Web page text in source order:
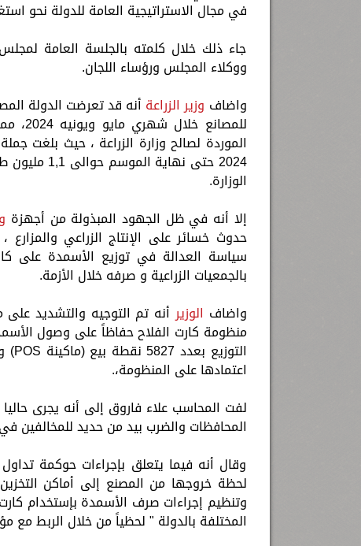
في مجال الاستراتيجية العامة للدولة نحو
جاء ذلك خلال كلمته بالجلسة العامة
ووكلاء المجلس ورؤساء اللجان.
واضاف وزير الزراعة أنه قد تعرضت الدولة
الموردة لصالح وزارة الزراعة ، حيث بلغت
الوزارة.
إلا أنه في ظل الجهود المبذولة من أجهزة
حدوث خسائر على الإنتاج الزراعي
بالجمعيات الزراعية و صرفه خلال الأزمة.
واضاف الوزير أنه تم التوجيه والتشديد
منظومة كارت الفلاح حفاظاً على وصول
اعتمادها على المنظومة،.
لفت المحاسب علاء فاروق إلى أنه يجرى
المحافظات والضرب بيد من حديد للمخالفين في
وقال أنه فيما يتعلق بإجراءات حوكمة
لحظة خروجها من المصنع إلى أماكن التخزين
وتنظيم إجراءات صرف الأسمدة بإستخدام
المختلفة بالدولة " لحظياً من خلال الربط مع